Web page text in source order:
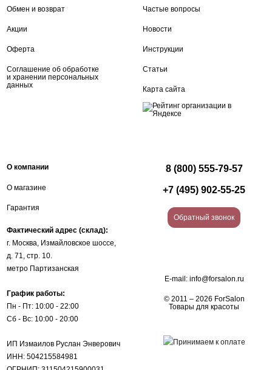
Обмен и возврат
Акции
Оферта
Соглашение об обработке
и хранении персональных
данных
Частые вопросы
Новости
Инструкции
Статьи
Карта сайта
О компании
О магазине
Гарантия
Фактический адрес (склад):
г. Москва, Измайловское шоссе,
д. 71, стр. 10.
метро Партизанская
График работы:
Пн - Пт: 10:00 - 22:00
Сб - Вс: 10:00 - 20:00
ИП Измаилов Руслан Энверович
ИНН: 504215584981
8 (800) 555-79-57
+7 (495) 902-55-25
Обратный звонок
E-mail: info@forsalon.ru
© 2011 – 2026 ForSalon
Товары для красоты